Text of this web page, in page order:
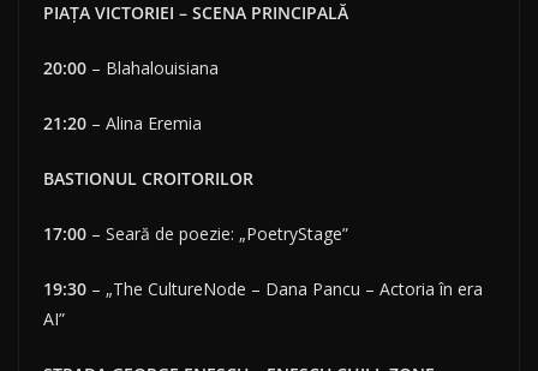
PIAȚA VICTORIEI – SCENA PRINCIPALĂ
20:00 – Blahalouisiana
21:20 – Alina Eremia
BASTIONUL CROITORILOR
17:00 – Seară de poezie: „PoetryStage”
19:30 – „The CultureNode – Dana Pancu – Actoria în era
AI”